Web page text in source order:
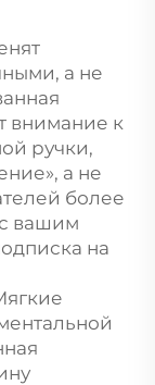
а не
внимание к
ручки,
а не
более
вашим
на